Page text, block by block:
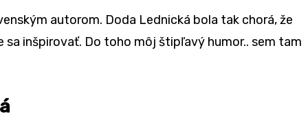
autorom. Doda Lednická bola tak chorá, že
inšpirovať. Do toho môj štipľavý humor.. sem tam